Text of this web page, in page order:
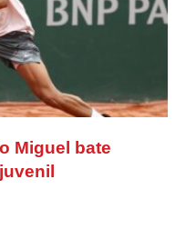
Miguel bate